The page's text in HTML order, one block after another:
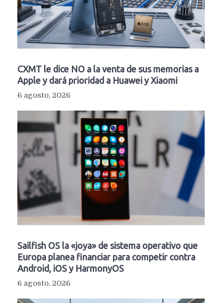
CXMT le dice NO a la venta de sus memorias a
Apple y dará prioridad a Huawei y Xiaomi
6 agosto, 2026
Sailfish OS la «joya» de sistema operativo que
Europa planea financiar para competir contra
Android, iOS y HarmonyOS
6 agosto, 2026